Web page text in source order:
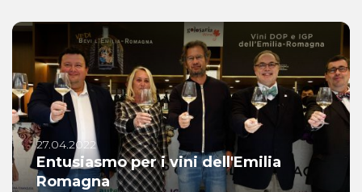
27.04.2022
Entusiasmo per i vini dell'Emilia
Romagna